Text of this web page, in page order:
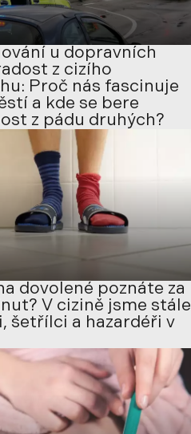
u dopravních
z cizího
Proč nás fascinuje
a kde se bere
z pádu druhých?
dovolené poznáte za
V cizině jsme stále
šetřílci a hazardéři v